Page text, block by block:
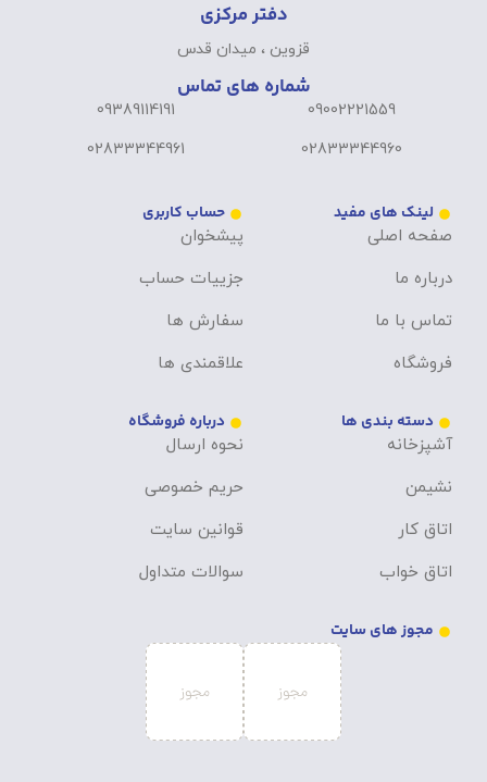
دفتر مرکزی
قزوین ، میدان قدس
شماره های تماس
09002221559
02833344960
09389114191
02833344961
لینک های مفید
صفحه اصلی
درباره ما
تماس با ما
فروشگاه
حساب کاربری
پیشخوان
جزییات حساب
سفارش ها
علاقمندی ها
دسته بندی ها
آشپزخانه
نشیمن
اتاق کار
اتاق خواب
درباره فروشگاه
نحوه ارسال
حریم خصوصی
قوانین سایت
سوالات متداول
مجوز های سایت